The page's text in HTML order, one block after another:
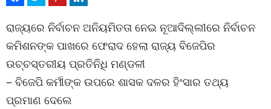
ରାଜ୍ୟରେ ନିର୍ବାଚନ ଅନିୟମିତତା ନେଇ ନୂଆଦିଲ୍ଲୀରେ ନିର୍ବାଚନ
କମିଶନଙ୍କ ପାଖରେ ଫେରାଦ ହେଲା ରାଜ୍ୟ ବିଜେପିର
ଉଚ୍ଚସ୍ତରୀୟ ପ୍ରତିନିଧି ମଣ୍ଡଳୀ
– ବିଜେପି କର୍ମୀଙ୍କ ଉପରେ ଶାସକ ଦଳର ହିଂସାର ତଥ୍ୟ
ପ୍ରମାଣ ଦେଲେ